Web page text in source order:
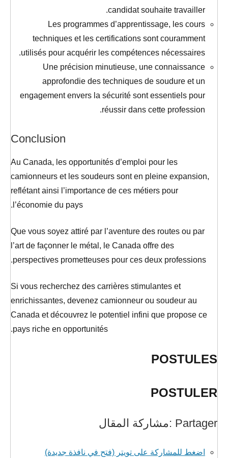
candidat souhaite travailler.
Les programmes d’apprentissage, les cours
techniques et les certifications sont couramment
utilisés pour acquérir les compétences nécessaires.
Une précision minutieuse, une connaissance
approfondie des techniques de soudure et un
engagement envers la sécurité sont essentiels pour
réussir dans cette profession.
Conclusion
Au Canada, les opportunités d’emploi pour les
camionneurs et les soudeurs sont en pleine expansion,
reflétant ainsi l’importance de ces métiers pour
l’économie du pays.
Que vous soyez attiré par l’aventure des routes ou par
l’art de façonner le métal, le Canada offre des
perspectives prometteuses pour ces deux professions.
Si vous recherchez des carrières stimulantes et
enrichissantes, devenez camionneur ou soudeur au
Canada et découvrez le potentiel infini que propose ce
pays riche en opportunités.
POSTULES
POSTULER
Partager :مشاركة المقال
اضغط للمشاركة على تويتر (فتح في نافذة جديدة)